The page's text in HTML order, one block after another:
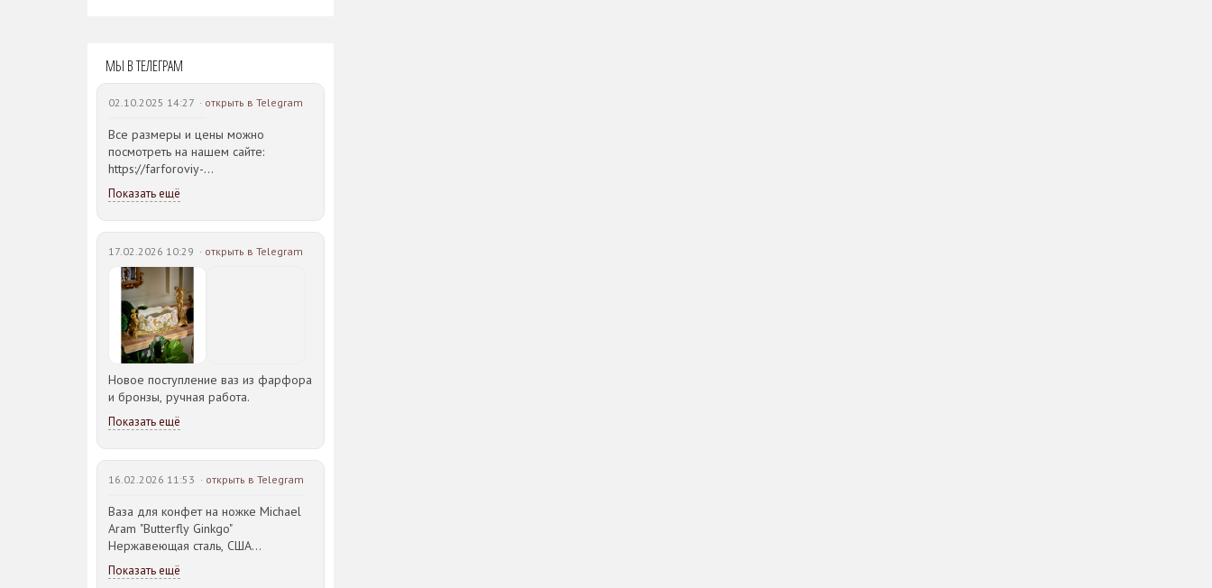
742 руб.
МЫ В ТЕЛЕГРАМ
02.10.2025 14:27 · открыть в Telegram
Все размеры и цены можно
посмотреть на нашем сайте:
https://farforoviy-
dvorec.ru/catalog/brands/Bohemia_JIHLAVA/
Показать ещё
17.02.2026 10:29 · открыть в Telegram
Новое поступление ваз из фарфора
и бронзы, ручная работа.
Показать ещё
16.02.2026 11:53 · открыть в Telegram
Ваза для конфет на ножке Michael
Aram "Butterfly Ginkgo"
Нержавеющая сталь, США
23,5*21,5*14,5см
Показать ещё